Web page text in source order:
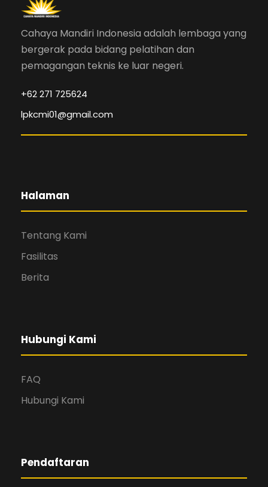
Cahaya Mandiri Indonesia adalah lembaga yang
bergerak pada bidang pelatihan dan
pemagangan teknis ke luar negeri.
+62 271 725624
lpkcmi01@gmail.com
Halaman
Tentang Kami
Fasilitas
Berita
Hubungi Kami
FAQ
Hubungi Kami
Pendaftaran